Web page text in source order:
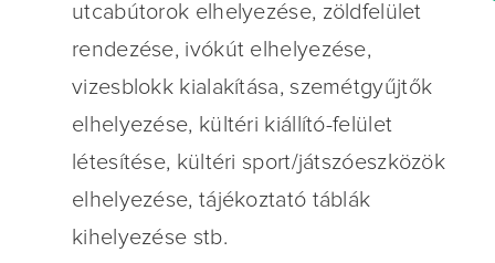
utcabútorok elhelyezése, zöldfelület
rendezése, ivókút elhelyezése,
vizesblokk kialakítása, szemétgyűjtők
elhelyezése, kültéri kiállító-felület
létesítése, kültéri sport/játszóeszközök
elhelyezése, tájékoztató táblák
kihelyezése stb.